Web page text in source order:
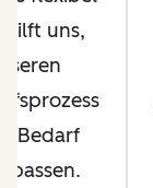
uns,
Bedarf